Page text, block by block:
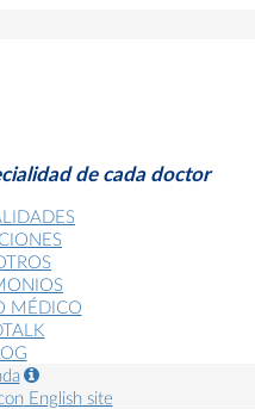
de cada doctor
MÉDICO
English site